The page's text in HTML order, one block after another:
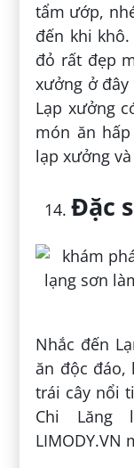
tẩm ướp,
đến khi
đỏ rất đẹp
xưởng ở
Lạp xưởng
món ăn
lạp xưởng
Đặc
Nhắc đến
ăn độc đáo,
trái cây nổi
Chi Lăng
LIMODY.VN